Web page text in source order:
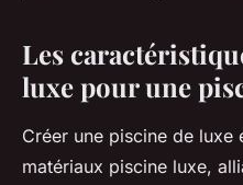
Les
luxe pour une
Créer une piscine de
matériaux piscine luxe,